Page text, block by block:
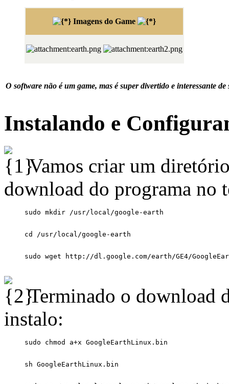
Imagens do Game
O software não é um game, mas é super divertido e interessante de
Instalando e
Vamos criar um
download do programa no
Terminado o download
instalo: